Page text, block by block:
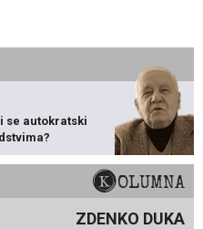
li se autokratski
KOLUMNA
ZDENKO DUKA